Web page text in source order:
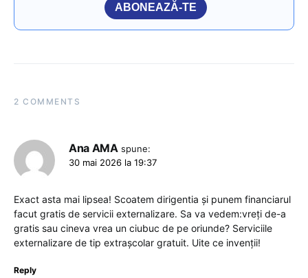
ABONEAZĂ-TE
2 COMMENTS
Ana AMA spune:
30 mai 2026 la 19:37
Exact asta mai lipsea! Scoatem dirigentia și punem financiarul
facut gratis de servicii externalizare. Sa va vedem:vreți de-a
gratis sau cineva vrea un ciubuc de pe oriunde? Serviciile
externalizare de tip extrașcolar gratuit. Uite ce invenții!
Reply